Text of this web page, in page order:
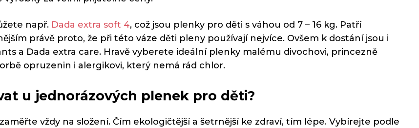
např. Dada extra soft 4, což jsou plenky pro děti s váhou od 7 – 16 kg. Patří
právě proto, že při této váze děti pleny používají nejvíce. Ovšem k dostání jsou i
a Dada extra care. Hravě vyberete ideální plenky malému divochovi, princezně
opruzenin i alergikovi, který nemá rád chlor.
u jednorázových plenek pro děti?
vždy na složení. Čím ekologičtější a šetrnější ke zdraví, tím lépe. Vybírejte podle